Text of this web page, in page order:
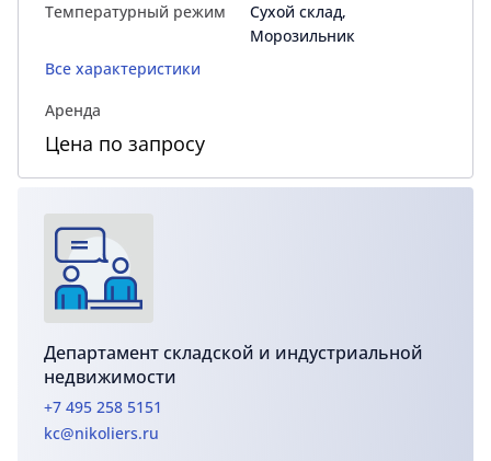
Температурный режим
Сухой склад,
Морозильник
Все характеристики
Аренда
Цена по запросу
Департамент складской и индустриальной
недвижимости
+7 495 258 5151
kc@nikoliers.ru